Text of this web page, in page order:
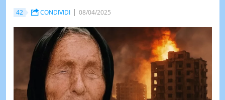
42 CONDIVIDI 08/04/2025